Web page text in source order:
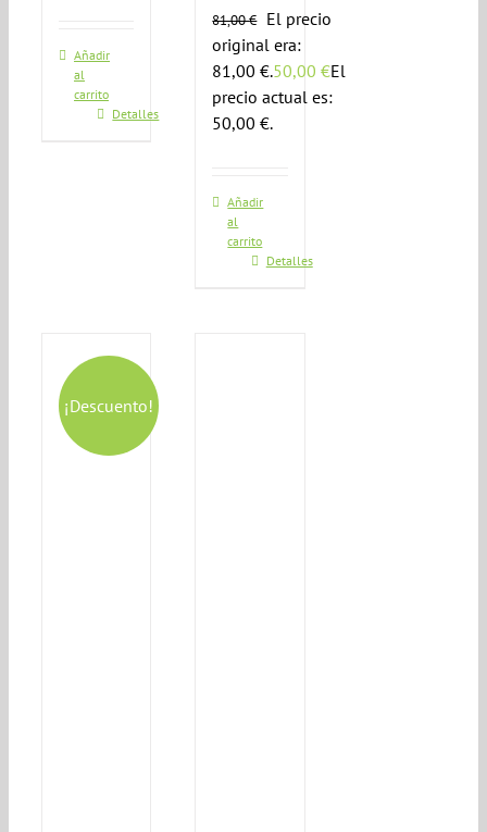
Añadir
al
carrito
Detalles
81,00€ El precio
original era:
81,00 €.50,00€El
precio actual es:
50,00 €.
Añadir
al
carrito
Detalles
¡Descuento!